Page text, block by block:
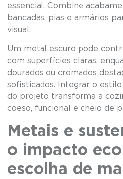
essencial. Combine
bancadas, pias e armários
Um metal escuro pode
com superfícies claras,
dourados ou cromados
sofisticados. Integrar o
do projeto transforma a
coeso, funcional e cheio de
Metais e
o impacto
escolha de